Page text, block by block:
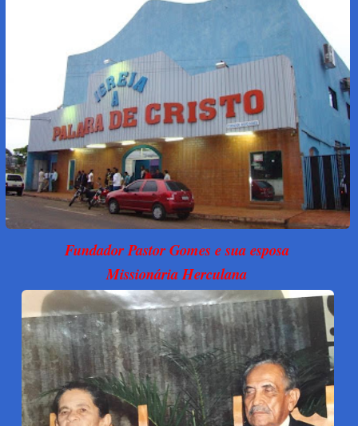
Fundador Pastor Gomes e sua esposa
Missionária Herculana